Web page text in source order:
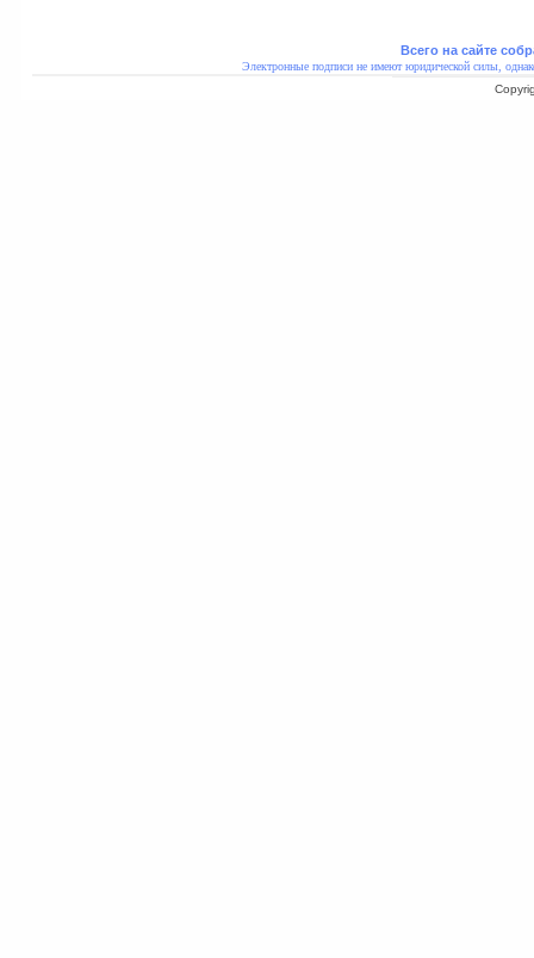
Всего на сайте
Электронные подписи не имеют юридической силы,